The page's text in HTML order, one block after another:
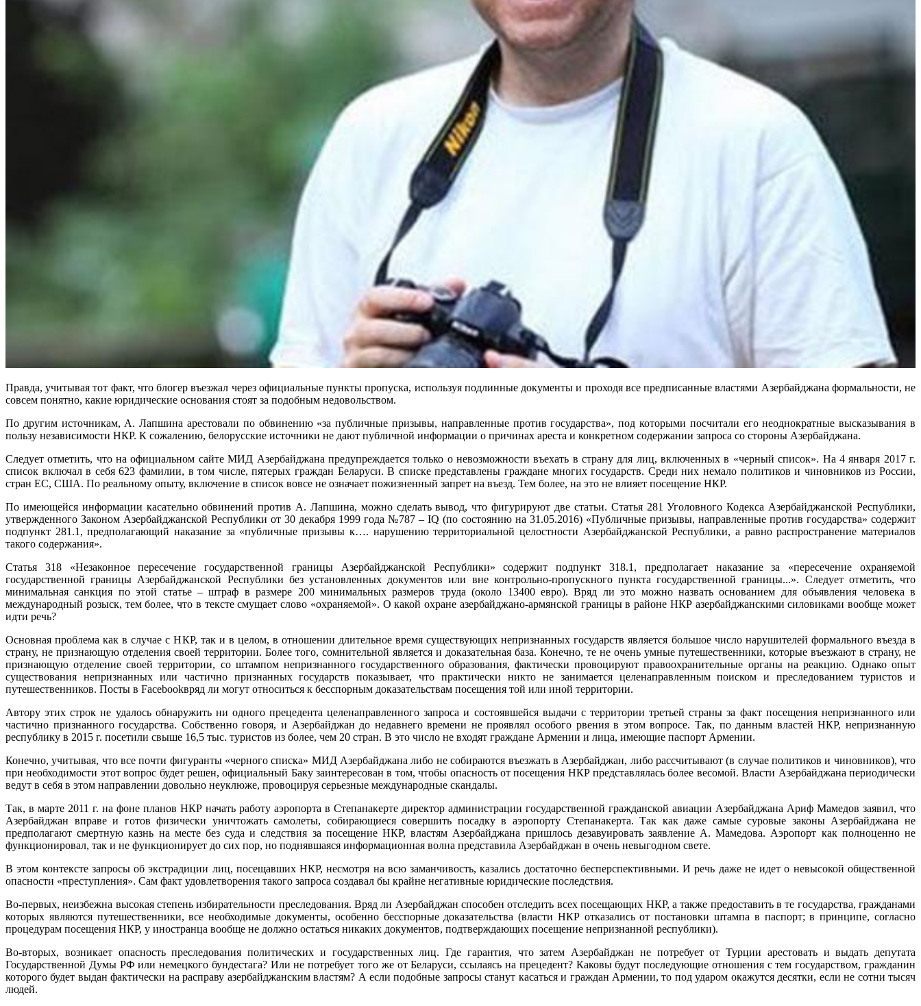
Правда, учитывая тот факт, что блогер въезжал через официальные пункты пропуска, используя подлинные документы и проходя все предписанные властями Азербайджана формальности, не
совсем понятно, какие юридические основания стоят за подобным недовольством.
По другим источникам, А. Лапшина арестовали по обвинению «за публичные призывы, направленные против государства», под которыми посчитали его неоднократные высказывания в
пользу независимости НКР. К сожалению, белорусские источники не дают публичной информации о причинах ареста и конкретном содержании запроса со стороны Азербайджана.
Следует отметить, что на официальном сайте МИД Азербайджана предупреждается только о невозможности въехать в страну для лиц, включенных в «черный список». На 4 января 2017 г.
список включал в себя 623 фамилии, в том числе, пятерых граждан Беларуси. В списке представлены граждане многих государств. Среди них немало политиков и чиновников из России,
стран ЕС, США. По реальному опыту, включение в список вовсе не означает пожизненный запрет на въезд. Тем более, на это не влияет посещение НКР.
По имеющейся информации касательно обвинений против А. Лапшина, можно сделать вывод, что фигурируют две статьи. Статья 281 Уголовного Кодекса Азербайджанской Республики,
утвержденного Законом Азербайджанской Республики от 30 декабря 1999 года №787 – IQ (по состоянию на 31.05.2016) «Публичные призывы, направленные против государства» содержит
подпункт 281.1, предполагающий наказание за «публичные призывы к…. нарушению территориальной целостности Азербайджанской Республики, а равно распространение материалов
такого содержания».
Статья 318 «Незаконное пересечение государственной границы Азербайджанской Республики» содержит подпункт 318.1, предполагает наказание за «пересечение охраняемой
государственной границы Азербайджанской Республики без установленных документов или вне контрольно-пропускного пункта государственной границы...». Следует отметить, что
минимальная санкция по этой статье – штраф в размере 200 минимальных размеров труда (около 13400 евро). Вряд ли это можно назвать основанием для объявления человека в
международный розыск, тем более, что в тексте смущает слово «охраняемой». О какой охране азербайджано-армянской границы в районе НКР азербайджанскими силовиками вообще может
идти речь?
Основная проблема как в случае с НКР, так и в целом, в отношении длительное время существующих непризнанных государств является большое число нарушителей формального въезда в
страну, не признающую отделения своей территории. Более того, сомнительной является и доказательная база. Конечно, те не очень умные путешественники, которые въезжают в страну, не
признающую отделение своей территории, со штампом непризнанного государственного образования, фактически провоцируют правоохранительные органы на реакцию. Однако опыт
существования непризнанных или частично признанных государств показывает, что практически никто не занимается целенаправленным поиском и преследованием туристов и
путешественников. Посты в Facebookвряд ли могут относиться к бесспорным доказательствам посещения той или иной территории.
Автору этих строк не удалось обнаружить ни одного прецедента целенаправленного запроса и состоявшейся выдачи с территории третьей страны за факт посещения непризнанного или
частично признанного государства. Собственно говоря, и Азербайджан до недавнего времени не проявлял особого рвения в этом вопросе. Так, по данным властей НКР, непризнанную
республику в 2015 г. посетили свыше 16,5 тыс. туристов из более, чем 20 стран. В это число не входят граждане Армении и лица, имеющие паспорт Армении.
Конечно, учитывая, что все почти фигуранты «черного списка» МИД Азербайджана либо не собираются въезжать в Азербайджан, либо рассчитывают (в случае политиков и чиновников), что
при необходимости этот вопрос будет решен, официальный Баку заинтересован в том, чтобы опасность от посещения НКР представлялась более весомой. Власти Азербайджана периодически
ведут в себя в этом направлении довольно неуклюже, провоцируя серьезные международные скандалы.
Так, в марте 2011 г. на фоне планов НКР начать работу аэропорта в Степанакерте директор администрации государственной гражданской авиации Азербайджана Ариф Мамедов заявил, что
Азербайджан вправе и готов физически уничтожать самолеты, собирающиеся совершить посадку в аэропорту Степанакерта. Так как даже самые суровые законы Азербайджана не
предполагают смертную казнь на месте без суда и следствия за посещение НКР, властям Азербайджана пришлось дезавуировать заявление А. Мамедова. Аэропорт как полноценно не
функционировал, так и не функционирует до сих пор, но поднявшаяся информационная волна представила Азербайджан в очень невыгодном свете.
В этом контексте запросы об экстрадиции лиц, посещавших НКР, несмотря на всю заманчивость, казались достаточно бесперспективными. И речь даже не идет о невысокой общественной
опасности «преступления». Сам факт удовлетворения такого запроса создавал бы крайне негативные юридические последствия.
Во-первых, неизбежна высокая степень избирательности преследования. Вряд ли Азербайджан способен отследить всех посещающих НКР, а также предоставить в те государства, гражданами
которых являются путешественники, все необходимые документы, особенно бесспорные доказательства (власти НКР отказались от постановки штампа в паспорт; в принципе, согласно
процедурам посещения НКР, у иностранца вообще не должно остаться никаких документов, подтверждающих посещение непризнанной республики).
Во-вторых, возникает опасность преследования политических и государственных лиц. Где гарантия, что затем Азербайджан не потребует от Турции арестовать и выдать депутата
Государственной Думы РФ или немецкого бундестага? Или не потребует того же от Беларуси, ссылаясь на прецедент? Каковы будут последующие отношения с тем государством, гражданин
которого будет выдан фактически на расправу азербайджанским властям? А если подобные запросы станут касаться и граждан Армении, то под ударом окажутся десятки, если не сотни тысяч
людей.